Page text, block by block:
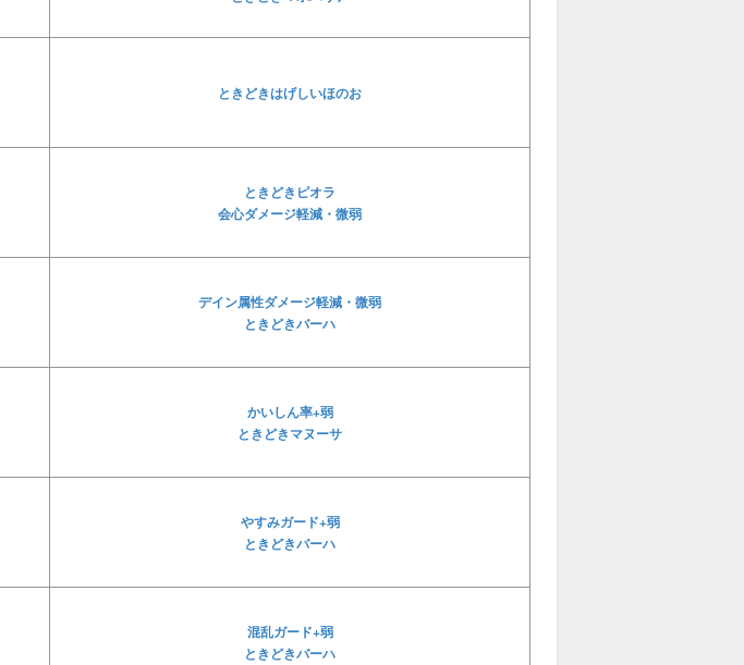
ときどきはげしいほのお
ときどきピオラ
会心ダメージ軽減・微弱
デイン属性ダメージ軽減・微弱
ときどきバーハ
かいしん率+弱
ときどきマヌーサ
やすみガード+弱
ときどきバーハ
混乱ガード+弱
ときどきバーハ